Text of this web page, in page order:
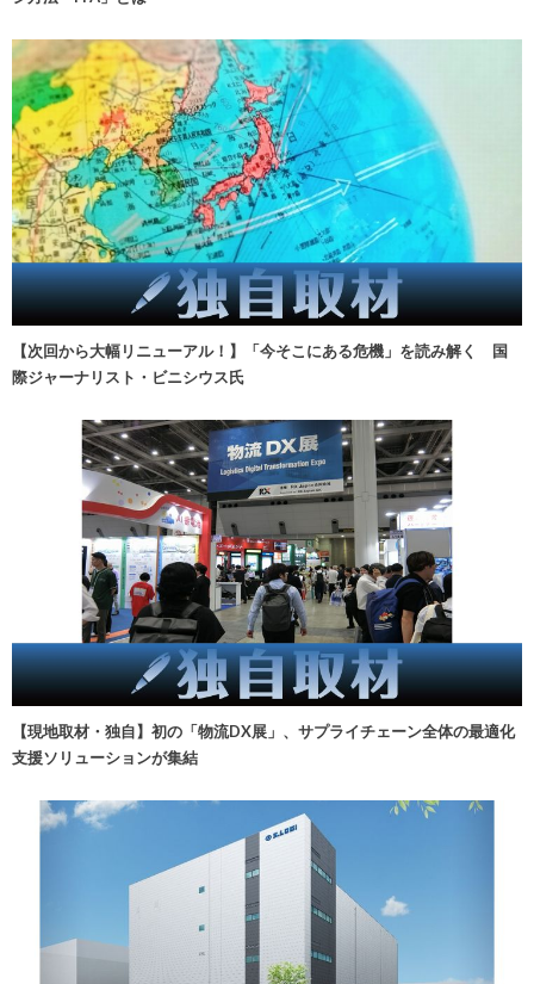
【次回から大幅リニューアル！】「今そこにある危機」を読み解く 国
際ジャーナリスト・ビニシウス氏
【現地取材・独自】初の「物流DX展」、サプライチェーン全体の最適化
支援ソリューションが集結